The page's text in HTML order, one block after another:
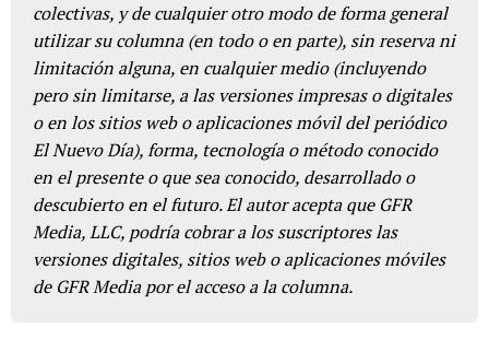
colectivas, y de cualquier otro modo de forma general
utilizar su columna (en todo o en parte), sin reserva ni
limitación alguna, en cualquier medio (incluyendo
pero sin limitarse, a las versiones impresas o digitales
o en los sitios web o aplicaciones móvil del periódico
El Nuevo Día), forma, tecnología o método conocido
en el presente o que sea conocido, desarrollado o
descubierto en el futuro. El autor acepta que GFR
Media, LLC, podría cobrar a los suscriptores las
versiones digitales, sitios web o aplicaciones móviles
de GFR Media por el acceso a la columna.